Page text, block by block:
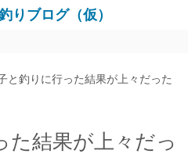
りブログ（仮）
と釣りに行った結果が上々だった
た結果が上々だっ